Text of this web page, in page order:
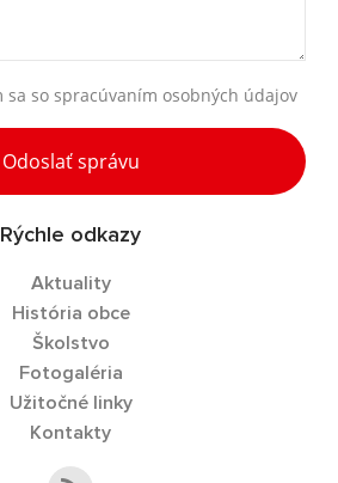
sa so spracúvaním osobných údajov
Odoslať správu
Rýchle odkazy
Aktuality
História obce
Školstvo
Fotogaléria
Užitočné linky
Kontakty